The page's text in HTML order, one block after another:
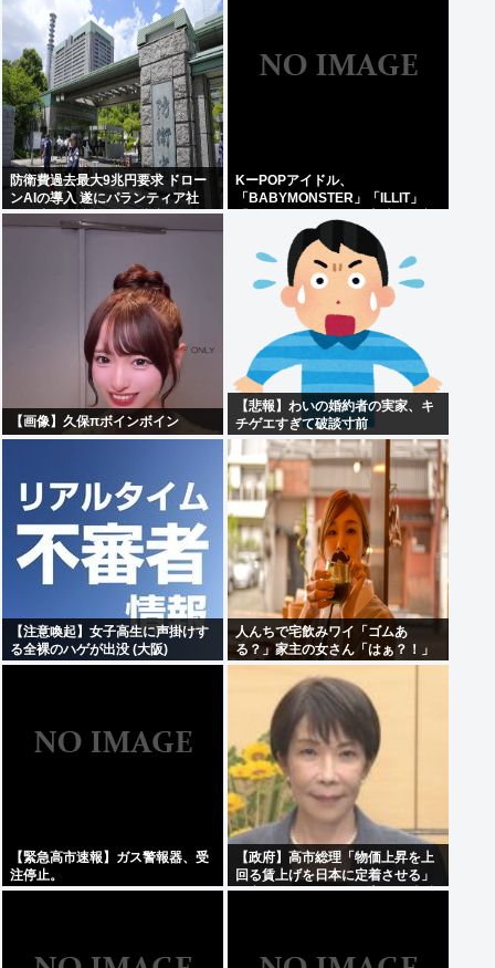
防衛費過去最大9兆円要求 ドロー
ンAIの導入 遂にパランティア社
(CIA出資)の戦術OSを導入か
KーPOPアイドル、
「BABYMONSTER」「ILLIT」
「RESCENE」の三国志時代に突
【画像】久保πボインボイン
【悲報】わいの婚約者の実家、キ
チゲエすぎて破談寸前
【注意喚起】女子高生に声掛けす
る全裸のハゲが出没 (大阪)
人んちで宅飲みワイ「ゴムあ
る？」家主の女さん「はぁ？！」
⇒結果www
【緊急高市速報】ガス警報器、受
注停止。
【政府】高市総理「物価上昇を上
回る賃上げを日本に定着させる」
国家公務員月給3.51%増へ 人事院